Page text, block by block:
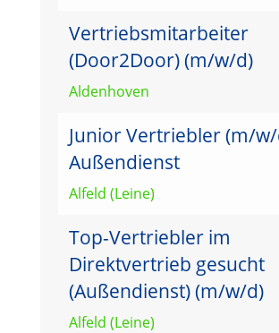
Vertriebsmitarbeiter
(Door2Door) (m/w/d)
Aldenhoven
Junior Vertriebler (m/w/
Außendienst
Alfeld (Leine)
Top-Vertriebler im
Direktvertrieb gesucht
(Außendienst) (m/w/d)
Alfeld (Leine)